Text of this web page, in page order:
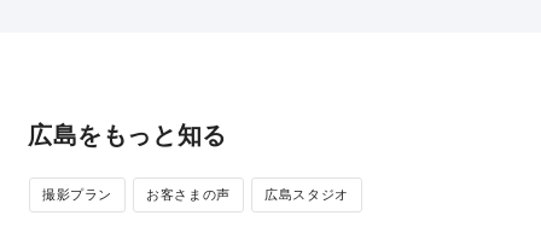
広島をもっと知る
撮影プラン お客さまの声 広島スタジオ